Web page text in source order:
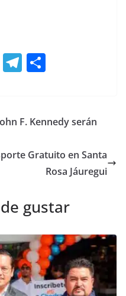
C T
gr
m
e
F. Kennedy serán
Gratuito en Santa
Rosa Jáuregui
gustar